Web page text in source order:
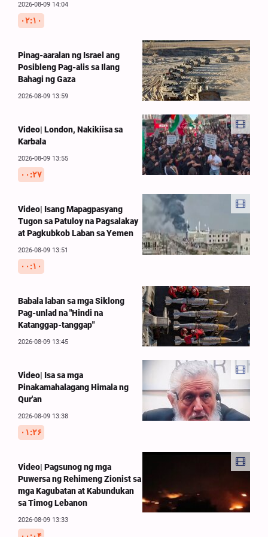
2026-08-09 14:04
۰۲:۱۰
Pinag-aaralan ng Israel ang
Posibleng Pag-alis sa Ilang
Bahagi ng Gaza
2026-08-09 13:59
Video| London, Nakikiisa sa
Karbala
2026-08-09 13:55
۰۰:۲۷
Video| Isang Mapagpasyang
Tugon sa Patuloy na Pagsalakay
at Pagkubkob Laban sa Yemen
2026-08-09 13:51
۰۰:۱۰
Babala laban sa mga Siklong
Pag-unlad na "Hindi na
Katanggap-tanggap"
2026-08-09 13:45
Video| Isa sa mga
Pinakamahalagang Himala ng
Qur'an
2026-08-09 13:38
۰۱:۲۶
Video| Pagsunog ng mga
Puwersa ng Rehimeng Zionist sa
mga Kagubatan at Kabundukan
sa Timog Lebanon
2026-08-09 13:33